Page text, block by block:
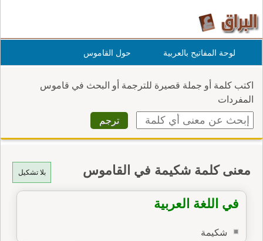
لوحة المفاتيح بالعربية حول القاموس
اكتب كلمة أو جملة قصيرة للترجمة أو البحث في قاموس
المفردات
بلا تشكيل معنى كلمة شكيمة في القاموس
في اللغة العربية
شكيمة